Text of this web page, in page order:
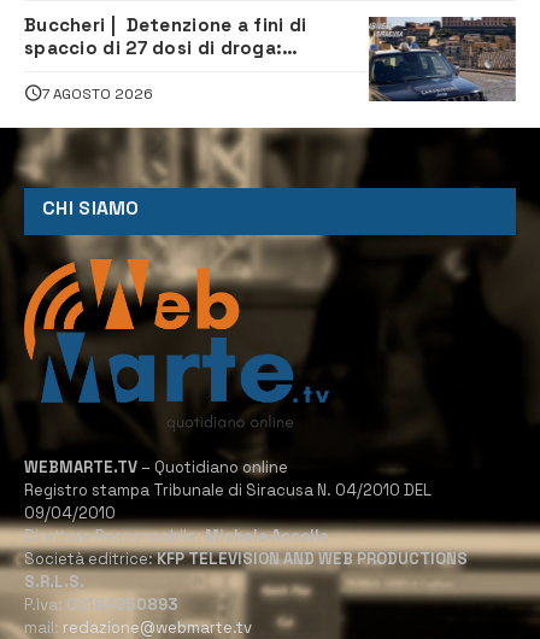
Buccheri | Detenzione a fini di
spaccio di 27 dosi di droga:
7 AGOSTO 2026
CHI SIAMO
WEBMARTE.TV – Quotidiano online
Registro stampa Tribunale di Siracusa N. 04/2010 DEL
09/04/2010
Direttore Responsabile:Michele Accolla
Società editrice:KFP TELEVISION AND WEB PRODUCTIONS
S.R.L.S.
P.Iva: 02184950893
mail: redazione@webmarte.tv